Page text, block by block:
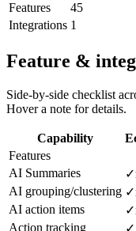
Features
45
Integrations 1
Feature &
Side-by-side checklist
Hover a note for details.
Capability
Features
AI Summaries
✓
AI grouping/clustering ✓
AI action items
✓
Action tracking
✓